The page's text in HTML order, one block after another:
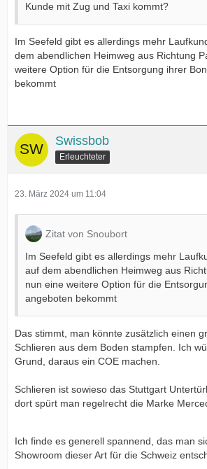
Kunde mit Zug und Taxi kommt?
Im Seefeld gibt es allerdings mehr
dem abendlichen Heimweg aus Richtung
weitere Option für die Entsorgung ihrer
bekommt
Swissbob
Erleuchteter
23. März 2024 um 11:04
Zitat von Snoubort
Im Seefeld gibt es allerdings mehr
auf dem abendlichen Heimweg aus
nun eine weitere Option für die
angeboten bekommt
Das stimmt, man könnte zusätzlich einen
Schlieren aus dem Boden stampfen. Ich
Grund, daraus ein COE machen.
Schlieren ist sowieso das Stuttgart
dort spürt man regelrecht die Marke
Ich finde es generell spannend, das man
Showroom dieser Art für die Schweiz